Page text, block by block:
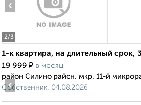
2/3
‹
1-к квартира, на длительный срок,
19 999 ₽ в месяц
район Силино район, мкр. 11-й
Собственник, 04.08.2026
‹